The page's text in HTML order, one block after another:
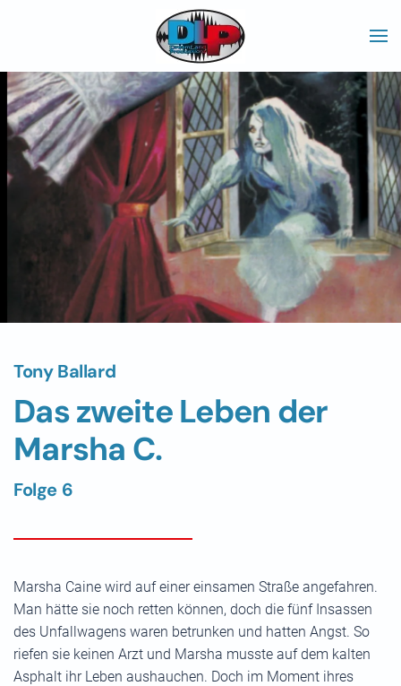
Skip to main content
Tony Ballard
Das zweite Leben der
Marsha C.
Folge 6
Marsha Caine wird auf einer einsamen Straße angefahren.
Man hätte sie noch retten können, doch die fünf Insassen
des Unfallwagens waren betrunken und hatten Angst. So
riefen sie keinen Arzt und Marsha musste auf dem kalten
Asphalt ihr Leben aushauchen. Doch im Moment ihres